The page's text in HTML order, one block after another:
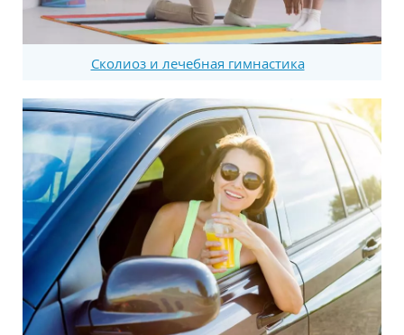
Сколиоз и лечебная гимнастика